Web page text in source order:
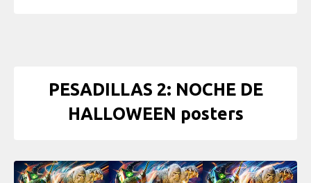
PESADILLAS 2: NOCHE DE
HALLOWEEN posters